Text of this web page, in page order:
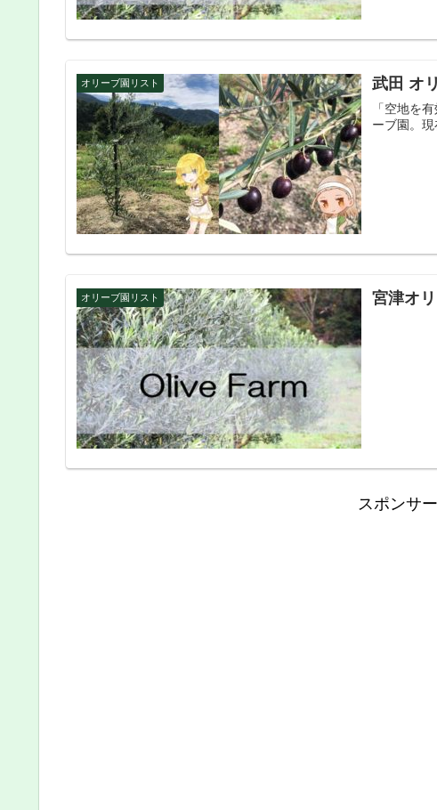
オリーブ園リスト 武田 オ
「空地を
ーブ園。
オリーブ園リスト 宮津オ
スポンサ